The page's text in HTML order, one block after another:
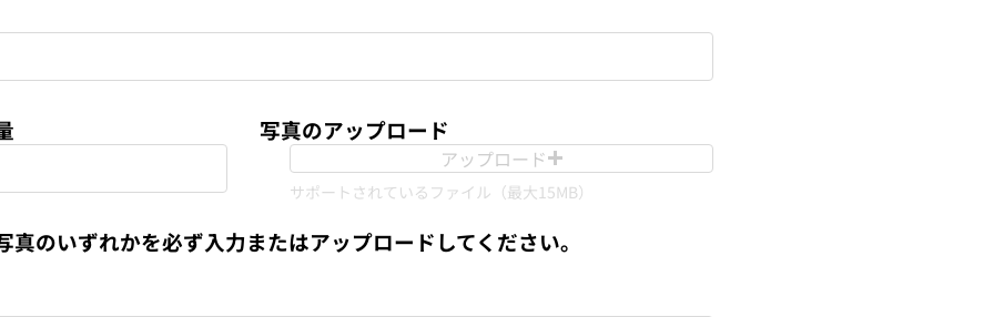
写真のアップロード
アップロード
サポートされているファイル（最大15MB）
のいずれかを必ず入力またはアップロードしてください。